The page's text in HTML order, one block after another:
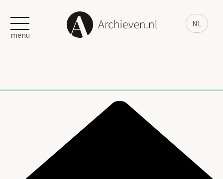
NL
menu